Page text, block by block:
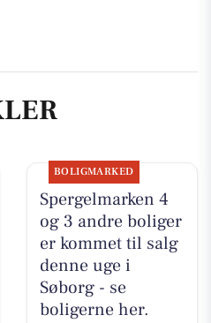
BOLIGMARKED
Spergelmarken 4
og 3 andre boliger
er kommet til salg
denne uge i
Søborg - se
boligerne her.